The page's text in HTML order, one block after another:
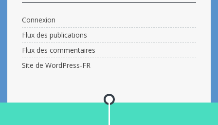
Connexion
Flux des publications
Flux des commentaires
Site de WordPress-FR